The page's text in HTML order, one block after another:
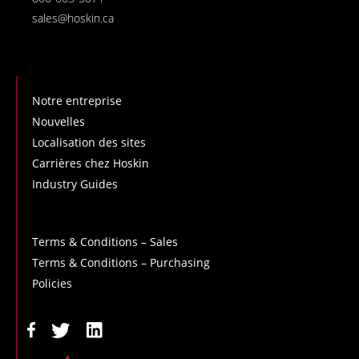
sales@hoskin.ca
Notre entreprise
Nouvelles
Localisation des sites
Carrières chez Hoskin
Industry Guides
Terms & Conditions – Sales
Terms & Conditions – Purchasing
Policies